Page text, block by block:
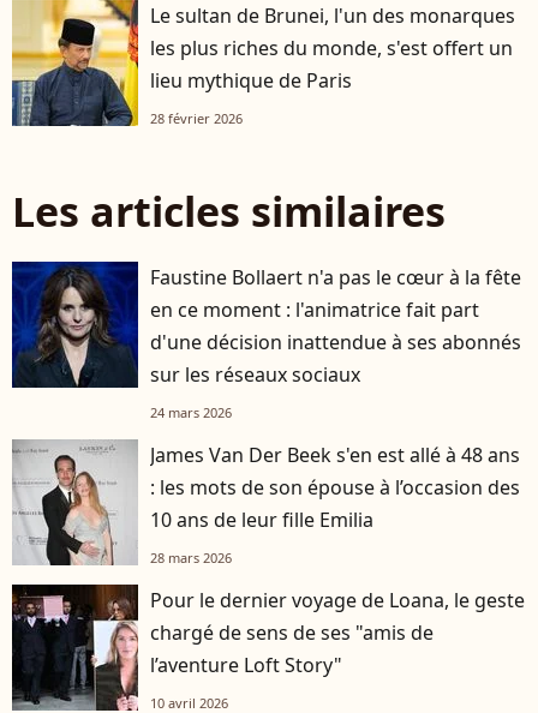
Le sultan de Brunei, l'un des monarques
les plus riches du monde, s'est offert un
lieu mythique de Paris
28 février 2026
Les articles similaires
Faustine Bollaert n'a pas le cœur à la fête
en ce moment : l'animatrice fait part
d'une décision inattendue à ses abonnés
sur les réseaux sociaux
24 mars 2026
James Van Der Beek s'en est allé à 48 ans
: les mots de son épouse à l’occasion des
10 ans de leur fille Emilia
28 mars 2026
Pour le dernier voyage de Loana, le geste
chargé de sens de ses "amis de
l’aventure Loft Story"
10 avril 2026